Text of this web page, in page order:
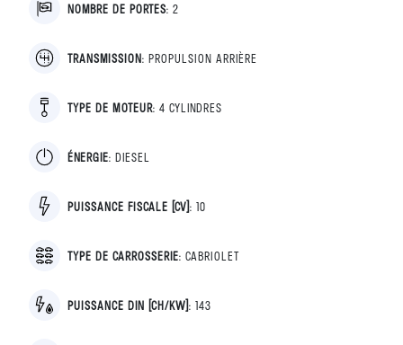
NOMBRE DE PORTES: 2
TRANSMISSION: PROPULSION ARRIÈRE
TYPE DE MOTEUR: 4 CYLINDRES
ÉNERGIE: DIESEL
PUISSANCE FISCALE [CV]: 10
TYPE DE CARROSSERIE: CABRIOLET
PUISSANCE DIN [CH/KW]: 143